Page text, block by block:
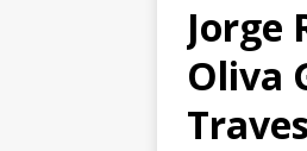
Jorge
Oliva